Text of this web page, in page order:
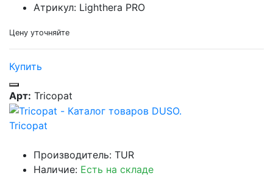
Атрикул: Lighthera PRO
Цену уточняйте
Купить
Арт: Tricopat
Tricopat
Производитель: TUR
Наличие: Есть на складе